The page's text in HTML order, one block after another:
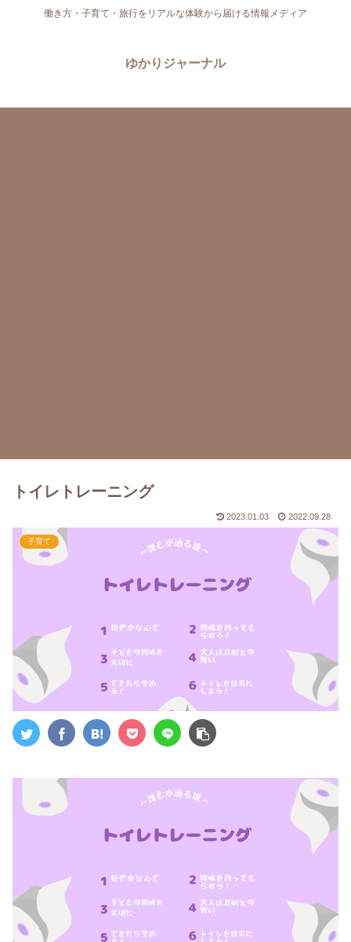
働き方・子育て・旅行をリアルな体験から届ける情報メディア
ゆかりジャーナル
トイレトレーニング
2023.01.03 2022.09.28
子育て